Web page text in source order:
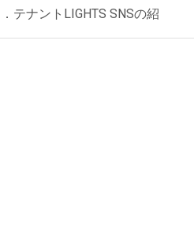
テナントLIGHTS SNSの紹